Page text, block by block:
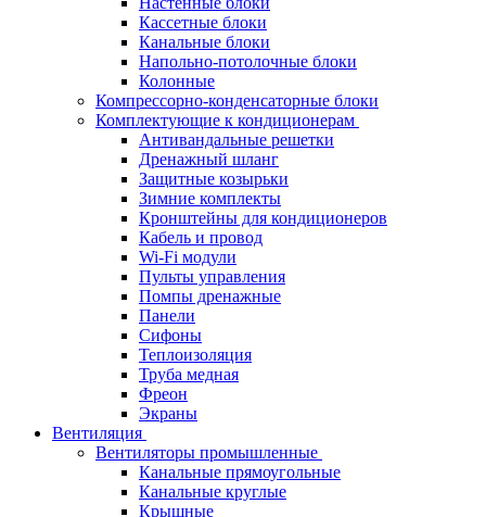
Кассетные блоки
Канальные блоки
Напольно-потолочные блоки
Колонные
Компрессорно-конденсаторные блоки
Комплектующие к кондиционерам
Антивандальные решетки
Дренажный шланг
Защитные козырьки
Зимние комплекты
Кронштейны для кондиционеров
Кабель и провод
Wi-Fi модули
Пульты управления
Помпы дренажные
Панели
Сифоны
Теплоизоляция
Труба медная
Фреон
Экраны
Вентиляция
Вентиляторы промышленные
Канальные прямоугольные
Канальные круглые
Крышные